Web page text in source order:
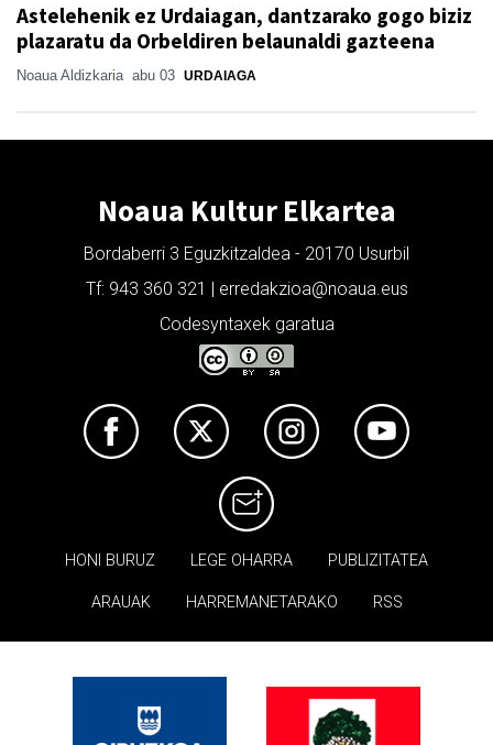
Astelehenik ez Urdaiagan, dantzarako gogo biziz
plazaratu da Orbeldiren belaunaldi gazteena
Noaua Aldizkaria abu 03 URDAIAGA
Noaua Kultur Elkartea
Bordaberri 3 Eguzkitzaldea - 20170 Usurbil
Tf: 943 360 321 | erredakzioa@noaua.eus
Codesyntaxek garatua
HONI BURUZ LEGE OHARRA PUBLIZITATEA
ARAUAK HARREMANETARAKO RSS